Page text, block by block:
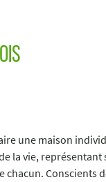
une maison
la vie,
chacun. Conscients